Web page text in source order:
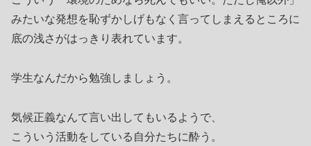
みたいな発想を恥ずかしげもなく言ってしまえるところに
底の浅さがはっきり表れています。
学生なんだから勉強しましょう。
気候正義なんて言い出してもいるようで、
こういう活動をしている自分たちに酔う。